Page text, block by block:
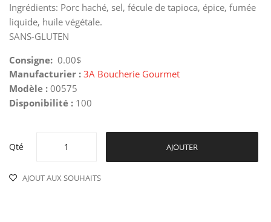
Ingrédients: Porc haché, sel, fécule de tapioca, épice, fumée
liquide, huile végétale.
SANS-GLUTEN
Consigne: 0.00$
Manufacturier : 3A Boucherie Gourmet
Modèle : 00575
Disponibilité : 100
Qté AJOUTER
AJOUT AUX SOUHAITS